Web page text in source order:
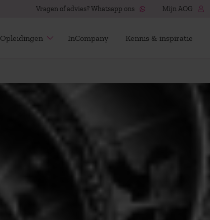
Vragen of advies? Whatsapp ons Mijn AOG
Opleidingen InCompany Kennis & inspiratie